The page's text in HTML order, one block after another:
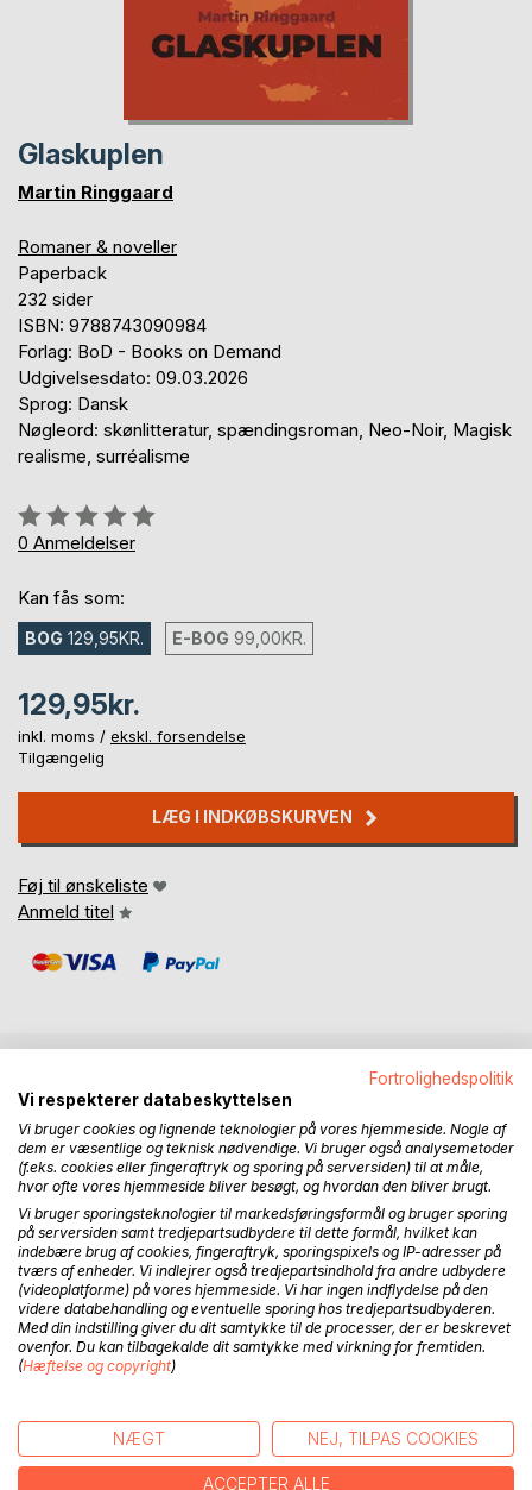
Glaskuplen
Martin Ringgaard
Romaner & noveller
Paperback
232 sider
ISBN: 9788743090984
Forlag: BoD - Books on Demand
Udgivelsesdato: 09.03.2026
Sprog: Dansk
Nøgleord: skønlitteratur, spændingsroman, Neo-Noir, Magisk
realisme, surréalisme
Anmeldelse::
0%
0 Anmeldelser
Kan fås som:
BOG 129,95KR. E-BOG 99,00KR.
129,95kr.
inkl. moms / ekskl. forsendelse
Tilgængelig
LÆG I INDKØBSKURVEN
Føj til ønskeliste
Anmeld titel
BESKRIVELSE
William har fået fornyede kræfter, men hans hukommelse
svigter, samtidig med at han og Manden i hjørnet befinder
sig et helt andet sted, hvor alting ikke er som det plejer at
være og så alligevel.
I Glaskuplens indre rykker Hisum på sig og ligeså Kathy.
Blixa er ved at finde sin nye plads i Bureauet og Alanas
tilværelse har fuldkommen ændret retning.
Fortrolighedspolitik
Vi respekterer databeskyttelsen
Vi bruger cookies og lignende teknologier på vores hjemmeside. Nogle af
dem er væsentlige og teknisk nødvendige. Vi bruger også analysemetoder
(f.eks. cookies eller fingeraftryk og sporing på serversiden) til at måle,
hvor ofte vores hjemmeside bliver besøgt, og hvordan den bliver brugt.
Vi bruger sporingsteknologier til markedsføringsformål og bruger sporing
på serversiden samt tredjepartsudbydere til dette formål, hvilket kan
indebære brug af cookies, fingeraftryk, sporingspixels og IP-adresser på
tværs af enheder. Vi indlejrer også tredjepartsindhold fra andre udbydere
(videoplatforme) på vores hjemmeside. Vi har ingen indflydelse på den
videre databehandling og eventuelle sporing hos tredjepartsudbyderen.
Med din indstilling giver du dit samtykke til de processer, der er beskrevet
ovenfor. Du kan tilbagekalde dit samtykke med virkning for fremtiden.
(Hæftelse og copyright)
NÆGT NEJ, TILPAS COOKIES
ACCEPTER ALLE